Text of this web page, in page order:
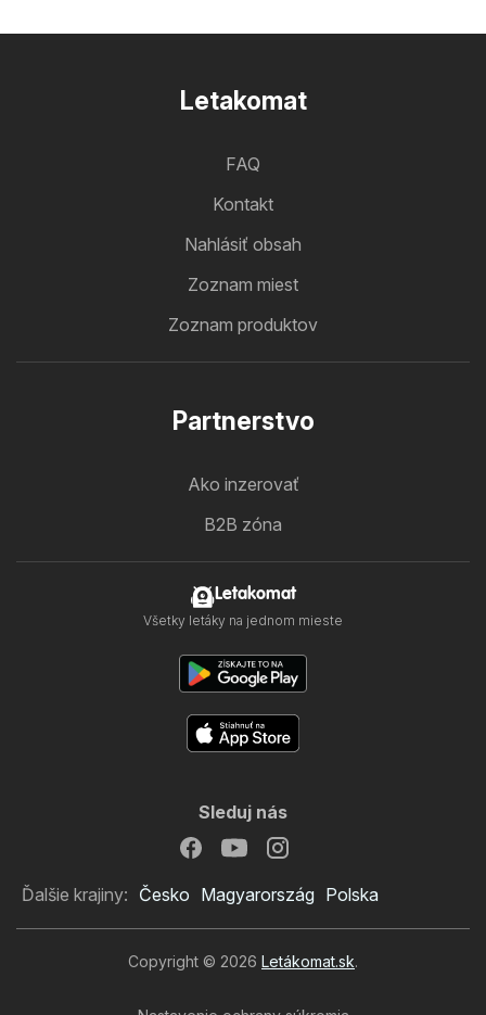
Letakomat
FAQ
Kontakt
Nahlásiť obsah
Zoznam miest
Zoznam produktov
Partnerstvo
Ako inzerovať
B2B zóna
Letakomat
Všetky letáky na jednom mieste
Sleduj nás
Ďalšie krajiny: Česko Magyarország Polska
Copyright © 2026 Letákomat.sk.